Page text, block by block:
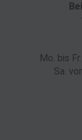
Mo. bis
Sa.